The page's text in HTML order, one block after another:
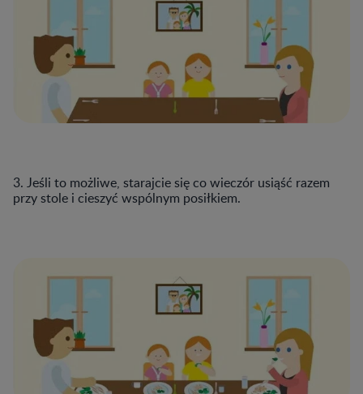
3. Jeśli to możliwe, starajcie się co wieczór usiąść razem
przy stole i cieszyć wspólnym posiłkiem.